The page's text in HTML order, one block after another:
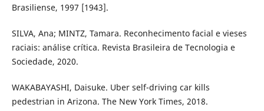
Brasiliense, 1997 [1943].
SILVA, Ana; MINTZ, Tamara. Reconhecimento facial e vieses
raciais: análise crítica. Revista Brasileira de Tecnologia e
Sociedade, 2020.
WAKABAYASHI, Daisuke. Uber self-driving car kills
pedestrian in Arizona. The New York Times, 2018.